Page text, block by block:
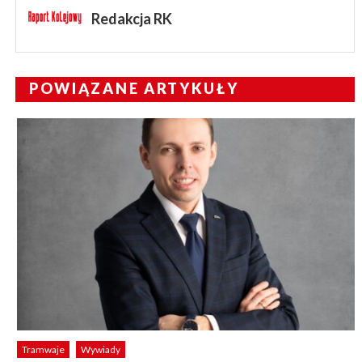
Redakcja RK
POWIĄZANE ARTYKUŁY
Tramwaje Wywiady